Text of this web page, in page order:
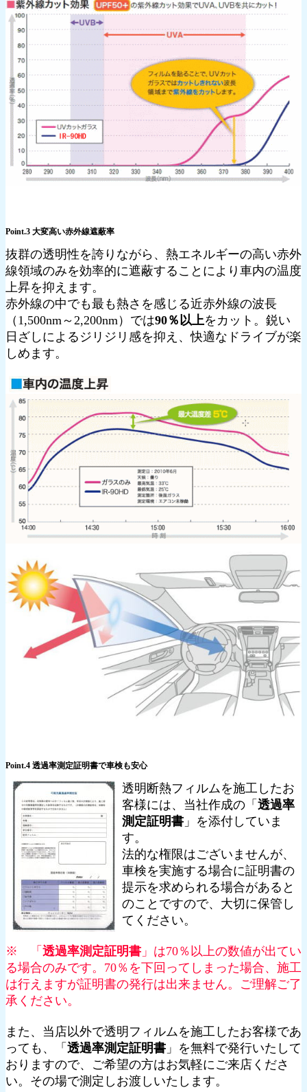
Point.3 大変高い赤外線遮蔽率
抜群の透明性を誇りながら、熱エネルギーの高い赤外
線領域のみを効率的に遮蔽することにより車内の温度
上昇を抑えます。
赤外線の中でも最も熱さを感じる近赤外線の波長
（1,500nm～2,200nm）では90％以上をカット。鋭い
日ざしによるジリジリ感を抑え、快適なドライブが楽
しめます。
Point.4 透過率測定証明書で車検も安心
透明断熱フィルムを施工したお
客様には、当社作成の「 透過率
測定証明書 」を添付していま
す。
法的な権限はございませんが、
車検を実施する場合に証明書の
提示を求められる場合があると
のことですので、大切に保管し
てください。
※ 「 透過率測定証明書 」は70％以上の数値が出てい
る場合のみです。70％を下回ってしまった場合、施工
は行えますが証明書の発行は出来ません。ご理解ご了
承ください。
また、当店以外で透明フィルムを施工したお客様であ
っても、「 透過率測定証明書 」を無料で発行いたして
おりますので、ご希望の方はお気軽にご来店くださ
い。その場で測定しお渡しいたします。